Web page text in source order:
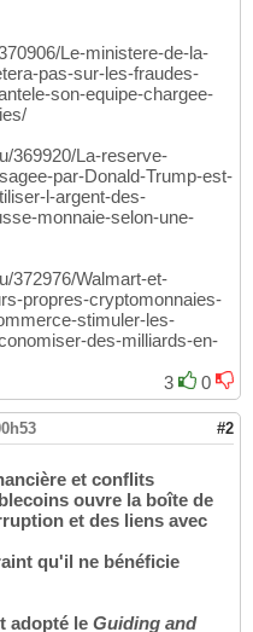
Le-ministere-de-la-
pas-sur-les-fraudes-
son-equipe-chargee-
369920/La-reserve-
par-Donald-Trump-est-
l-argent-des-
monnaie-selon-une-
372976/Walmart-et-
propres-cryptomonnaies-
stimuler-les-
des-milliards-en-
3
0
#2
et conflits
ouvre la boîte de
et des liens avec
qu'il ne bénéficie
adopté le Guiding and